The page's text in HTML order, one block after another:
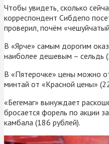
Чтобы увидеть, сколько
корреспондент Сибдепо
проверил, почём
В «Ярче» самым дорогим
наиболее дешевым – сельдь
В «Пятерочке» цены можно
минтай от «Красной цены»
«Бегемаг» вынуждает
бросается форель по акции
камбала (186 рублей).